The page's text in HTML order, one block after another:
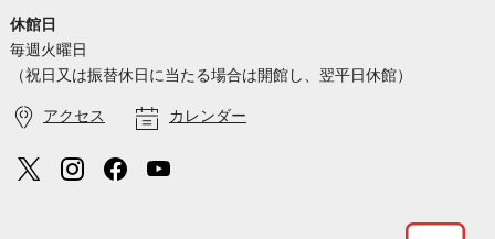
休館日
毎週火曜日
（祝日又は振替休日に当たる場合は開館し、翌平日休館）
アクセス カレンダー